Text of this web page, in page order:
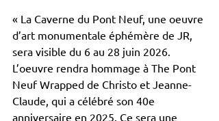
« La Caverne du Pont Neuf, une oeuvre
d’art monumentale éphémère de JR,
sera visible du 6 au 28 juin 2026.
L’oeuvre rendra hommage à The Pont
Neuf Wrapped de Christo et Jeanne-
Claude, qui a célébré son 40e
anniversaire en 2025. Ce sera une